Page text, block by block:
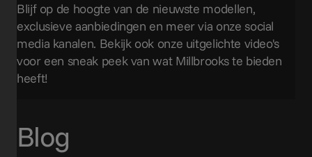
Blijf op de hoogte van de nieuwste modellen,
exclusieve aanbiedingen en meer via onze social
media kanalen. Bekijk ook onze uitgelichte video's
voor een sneak peek van wat Millbrooks te bieden
heeft!
Blog